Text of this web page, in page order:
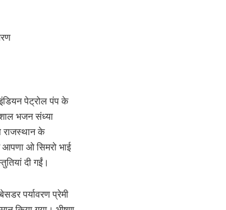
पेट्रोल पंप के
भजन संध्या
राजस्थान के
आपणा ओ सिमरो भाई
दी गईं।
पर्यावरण प्रेमी